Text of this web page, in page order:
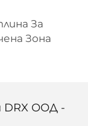
За
Зона
DRX ООД -